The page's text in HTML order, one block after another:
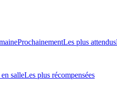
ProchainementLes plus attendus
salleLes plus récompensées